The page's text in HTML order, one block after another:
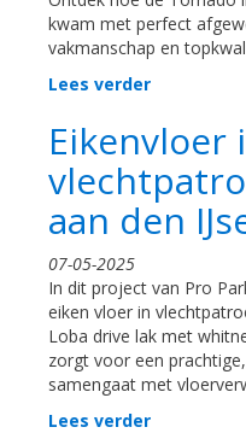
kwam met perfect
vakmanschap en
Lees verder
Eikenvloer
aan den
07-05-2025
In dit project van Pro
eiken vloer in
Loba drive lak met
zorgt voor een
samengaat met
Lees verder